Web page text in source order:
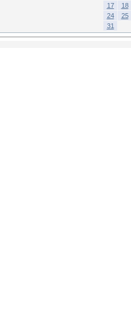
17
18
24
25
31